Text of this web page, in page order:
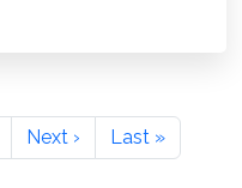
Next › Last »